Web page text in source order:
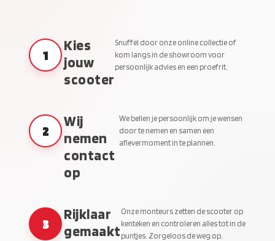
1
Kies
jouw
scooter
Snuffel door onze online collectie of
kom langs in de showroom voor
persoonlijk advies en een proefrit.
2
Wij
nemen
contact
op
We bellen je persoonlijk om je wensen
door te nemen en samen een
aflevermoment in te plannen.
3
Rijklaar
gemaakt
Onze monteurs zetten de scooter op
kenteken en controleren alles tot in de
puntjes. Zorgeloos de weg op.